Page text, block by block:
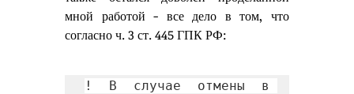
мной работой - все дело в том, что
согласно ч. 3 ст. 445 ГПК РФ:
! В случае отмены в